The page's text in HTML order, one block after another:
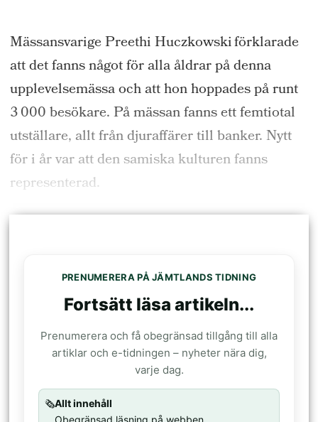
MässansvarigePreethiHuczkowskiförklarade
attdet fanns något för alla åldrarpå denna
upplevelsemässaoch atthon hoppades på runt
3 000besökare.På mässan fanns ett femtiotal
utställare, allt från djuraffärer till banker. Nytt
för i år var att den samiska kulturen fanns
representerad.
PRENUMERERA PÅ JÄMTLANDS TIDNING
Fortsätt läsa artikeln...
Prenumerera och få obegränsad tillgång till alla
artiklar och e-tidningen – nyheter nära dig,
varje dag.
🗞️Allt innehåll